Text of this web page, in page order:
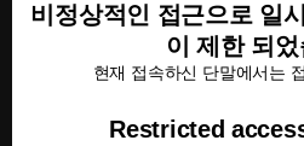
비정상적인 접근으로 일
이 제한 되
현재 접속하신 단말에서는
Restricted